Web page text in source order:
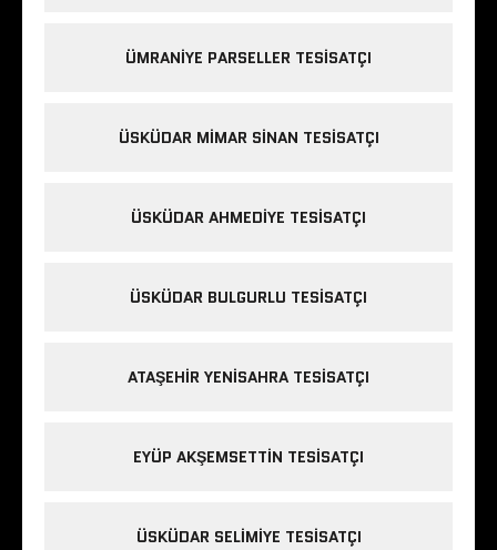
ÜMRANIYE PARSELLER TESISATÇI
ÜSKÜDAR MIMAR SINAN TESISATÇI
ÜSKÜDAR AHMEDIYE TESISATÇI
ÜSKÜDAR BULGURLU TESISATÇI
ATAŞEHIR YENISAHRA TESISATÇI
EYÜP AKŞEMSETTIN TESISATÇI
ÜSKÜDAR SELIMIYE TESISATÇI